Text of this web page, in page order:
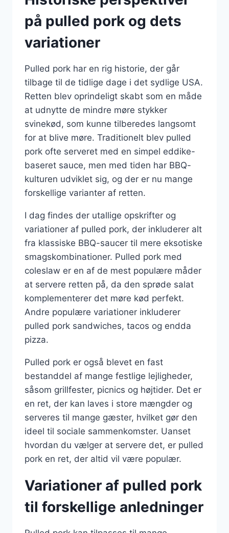
på pulled pork og dets
variationer
Pulled pork har en rig historie, der går
tilbage til de tidlige dage i det sydlige USA.
Retten blev oprindeligt skabt som en måde
at udnytte de mindre møre stykker
svinekød, som kunne tilberedes langsomt
for at blive møre. Traditionelt blev pulled
pork ofte serveret med en simpel eddike-
baseret sauce, men med tiden har BBQ-
kulturen udviklet sig, og der er nu mange
forskellige varianter af retten.
I dag findes der utallige opskrifter og
variationer af pulled pork, der inkluderer alt
fra klassiske BBQ-saucer til mere eksotiske
smagskombinationer. Pulled pork med
coleslaw er en af de mest populære måder
at servere retten på, da den sprøde salat
komplementerer det møre kød perfekt.
Andre populære variationer inkluderer
pulled pork sandwiches, tacos og endda
pizza.
Pulled pork er også blevet en fast
bestanddel af mange festlige lejligheder,
såsom grillfester, picnics og højtider. Det er
en ret, der kan laves i store mængder og
serveres til mange gæster, hvilket gør den
ideel til sociale sammenkomster. Uanset
hvordan du vælger at servere det, er pulled
pork en ret, der altid vil være populær.
Variationer af pulled pork
til forskellige anledninger